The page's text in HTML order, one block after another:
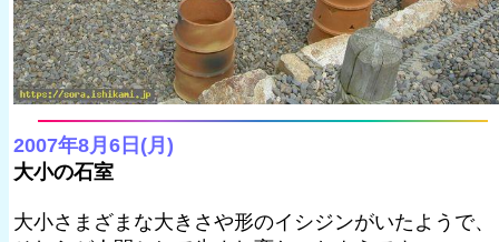
2007年8月6日(月)
大小の石室
大小さまざまな大きさや形のイシジンがいたようで、